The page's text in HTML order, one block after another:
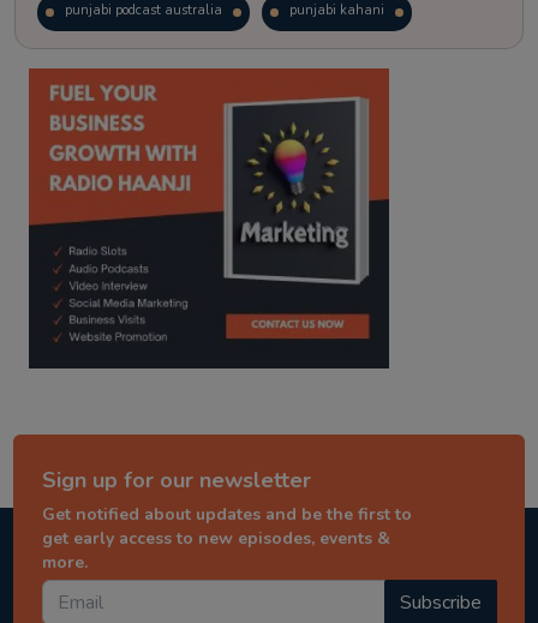
punjabi podcast australia punjabi kahani
kitaab kahani punjabi story
Sign up for our newsletter
Get notified about updates and be the first to
get early access to new episodes, events &
more.
Subscribe